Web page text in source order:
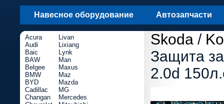
Навесное оборудование Автозапчасти
Skoda /
Защита
2.0d
Acura
Audi
Baic
BAW
Belgee
BMW
BYD
Cadillac
Changan
Livan
Lixiang
Lynk
Man
Maxus
Maz
Mazda
MG
Mercedes